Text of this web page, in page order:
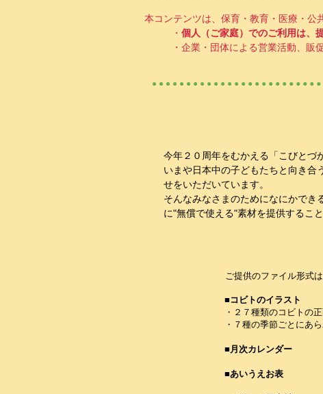
本コンテンツは、保育・教育・医療・公
・ 個人（ご家庭）でのご利用は、
・企業・団体による営業活動、販
今年２０周年をむかえる「こびとづ
いまや日本中の子どもたちと向き合
せをいただいています。
そんなみなさまのためになにかでき
に"無償で使える"素材を提供するこ
ご提供のファイル形式
■コビトのイラスト
・２７種類のコビトの
・７種の季節ごとにあ
■月次カレンダー
■あいうえお表